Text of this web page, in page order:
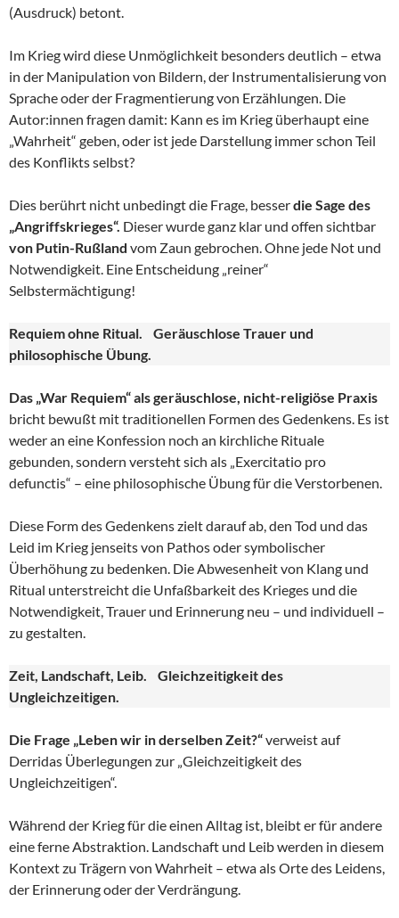
(Ausdruck) betont.
Im Krieg wird diese Unmöglichkeit besonders deutlich – etwa
in der Manipulation von Bildern, der Instrumentalisierung von
Sprache oder der Fragmentierung von Erzählungen. Die
Autor:innen fragen damit: Kann es im Krieg überhaupt eine
„Wahrheit“ geben, oder ist jede Darstellung immer schon Teil
des Konflikts selbst?
Dies berührt nicht unbedingt die Frage, besserdie Sage des
„Angriffskrieges“. Dieser wurde ganz klar und offen sichtbar
von Putin-Rußland vom Zaun gebrochen. Ohne jede Not und
Notwendigkeit. Eine Entscheidung „reiner“
Selbstermächtigung!
Requiem ohne Ritual. Geräuschlose Trauer und
philosophische Übung.
Das „War Requiem“ als geräuschlose, nicht-religiöse Praxis
bricht bewußt mit traditionellen Formen des Gedenkens. Es ist
weder an eine Konfession noch an kirchliche Rituale
gebunden, sondern versteht sich als „Exercitatio pro
defunctis“ – eine philosophische Übung für die Verstorbenen.
Diese Form des Gedenkens zielt darauf ab, den Tod und das
Leid im Krieg jenseits von Pathos oder symbolischer
Überhöhung zu bedenken. Die Abwesenheit von Klang und
Ritual unterstreicht die Unfaßbarkeit des Krieges und die
Notwendigkeit, Trauer und Erinnerung neu – und individuell –
zu gestalten.
Zeit, Landschaft, Leib. Gleichzeitigkeit des
Ungleichzeitigen.
Die Frage „Leben wir in derselben Zeit?“verweist auf
Derridas Überlegungen zur „Gleichzeitigkeit des
Ungleichzeitigen“.
Während der Krieg für die einen Alltag ist, bleibt er für andere
eine ferne Abstraktion. Landschaft und Leib werden in diesem
Kontext zu Trägern von Wahrheit – etwa als Orte des Leidens,
der Erinnerung oder der Verdrängung.